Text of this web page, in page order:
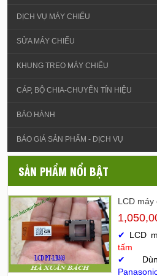
DỊCH VỤ MÁY CHIẾU
SỬA MÁY CHIẾU
KHUNG TREO MÁY CHIẾU
CÁP, BỘ CHIA-CHUYỂN TÍN HIỆU
BẢO HÀNH
BÁO GIÁ SẢN PHẨM - DỊCH VỤ
SẢN PHẨM NỔI BẬT
LCD máy
✔ LCD
tấm
✔